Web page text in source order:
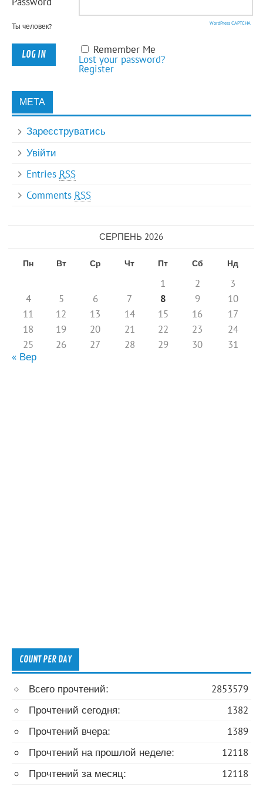
Ты человек? WordPress CAPTCHA
Remember Me
Lost your password?
Register
МЕТА
Зареєструватись
Увійти
Entries RSS
Comments RSS
СЕРПЕНЬ 2026
Пн Вт Ср Чт Пт Сб Нд
1 2
3
4
5 6 7 8 9
10
11
12 13 14 15 16
17
18
19 20 21 22 23
24
25
26 27 28 29 30
31
« Вер
COUNT PER DAY
2853579
Всего прочтений:
1382
Прочтений сегодня:
1389
Прочтений вчера:
12118
Прочтений на прошлой неделе:
12118
Прочтений за месяц: